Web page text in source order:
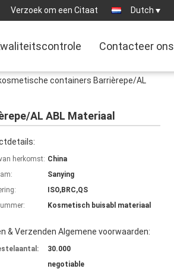
Verzoek om een Citaat Dutch
Contacteer ons
containers Barrièrepe/AL
AL ABL Materiaal
herkomst: China
Sanying
ISO,BRC,QS
Kosmetisch buisabl materiaal
& Verzenden Algemene voorwaarden:
30.000
negotiable